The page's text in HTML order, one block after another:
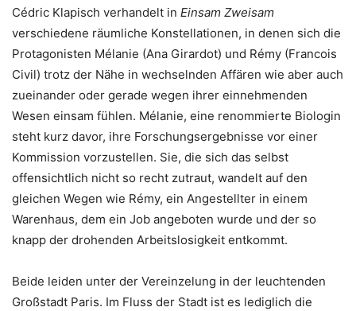
Cédric Klapisch verhandelt in Einsam Zweisam
verschiedene räumliche Konstellationen, in denen sich die
Protagonisten Mélanie (Ana Girardot) und Rémy (Francois
Civil) trotz der Nähe in wechselnden Affären wie aber auch
zueinander oder gerade wegen ihrer einnehmenden
Wesen einsam fühlen. Mélanie, eine renommierte Biologin
steht kurz davor, ihre Forschungsergebnisse vor einer
Kommission vorzustellen. Sie, die sich das selbst
offensichtlich nicht so recht zutraut, wandelt auf den
gleichen Wegen wie Rémy, ein Angestellter in einem
Warenhaus, dem ein Job angeboten wurde und der so
knapp der drohenden Arbeitslosigkeit entkommt.
Beide leiden unter der Vereinzelung in der leuchtenden
Großstadt Paris. Im Fluss der Stadt ist es lediglich die